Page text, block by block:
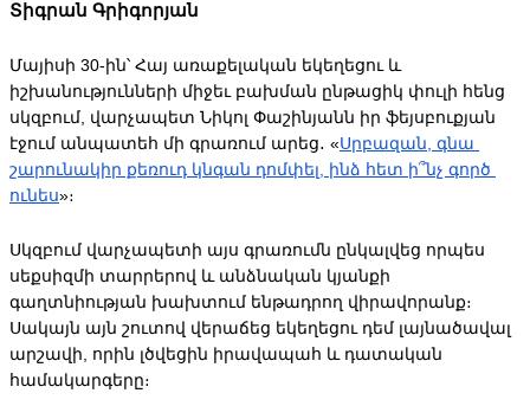
Տիգրան Գրիգորյան
Մայիսի 30-ին՝ Հայ առաքելական եկեղեցու և
իշխանությունների միջեւ բախման ընթացիկ փուլի հենց
սկզբում, վարչապետ Նիկոլ Փաշինյանն իր ֆեյսբուքյան
էջում անպատեհ մի գրառում արեց․ «Սրբազան, գնա
շարունակիր քեռուդ կնգան դոմփել, ինձ հետ ի՞նչ գործ
ունես»։
Սկզբում վարչապետի այս գրառումն ընկալվեց որպես
սեքսիզմի տարրերով և անձնական կյանքի
գաղտնիության խախտում ենթադրող վիրավորանք։
Սակայն այն շուտով վերաճեց եկեղեցու դեմ լայնածավալ
արշավի, որին լծվեցին իրավապահ և դատական
համակարգերը։